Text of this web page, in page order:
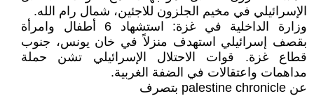
الإسرائيلي في مخيم الجلزون للاجئين، شمال رام الله.
وزارة الداخلية في غزة: استشهاد 6 أطفال وامرأة
بقصف إسرائيلي استهدف منزلاً في خان يونس، جنوب
قطاع غزة. قوات الاحتلال الإسرائيلي تشن حملة
مداهمات واعتقالات في الضفة الغربية.
عن palestine chronicle بتصرف